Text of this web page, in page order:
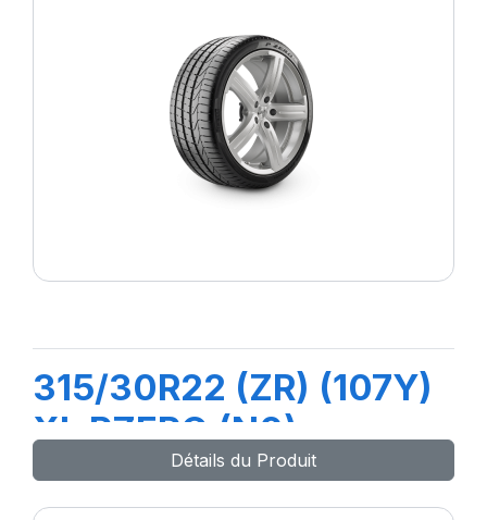
315/30R22 (ZR) (107Y)
XL PZERO (N0)
Détails du Produit